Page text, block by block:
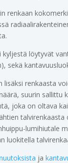
renkaan
kyljestä löytyvät
sekä
lisäksi renkaasta
suurin sallittu
joka on oltava
lumihiutale
luokitella
ja